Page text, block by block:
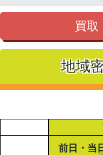
買取
地域
前日・当